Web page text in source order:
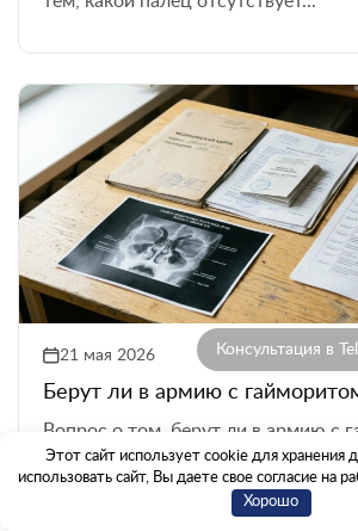
21 мая 2026
Берут ли в армию с
Вопрос о том, берут ли в армию с
решается не по диагнозу, а по
документам: статья 49 Расписания
Консультация в
Этот сайт использует cookie для хранения
использовать сайт, Вы даете свое согласие на
Хорошо